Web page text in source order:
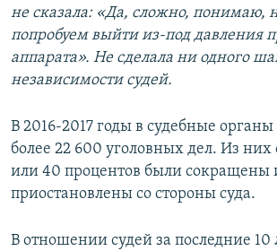
не сказала: «Да, сложно, понимаю,
попробуем выйти из-под давления
аппарата». Не сделала ни одного
независимости судей.
В 2016-2017 годы в судебные органы
более 22 600 уголовных дел. Из них
или 40 процентов были сокращены
приостановлены со стороны суда.
В отношении судей за последние 10